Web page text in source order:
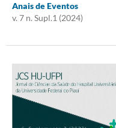
Anais de Eventos
v. 7 n. Supl.1 (2024)